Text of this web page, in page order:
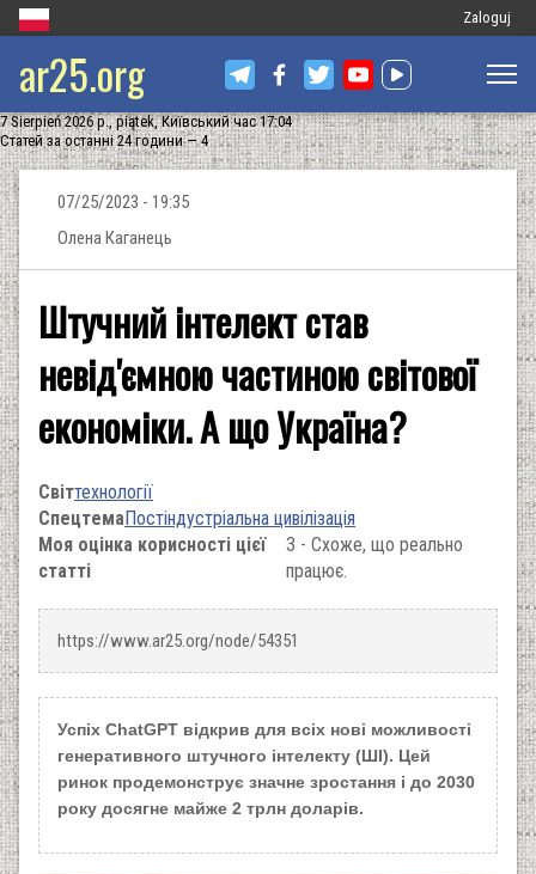
Меню
запису
Zaloguj
ar25.org
7 Sierpień 2026 р., piątek, Київський час 17:04
Статей за останні 24 години — 4
07/25/2023 - 19:35
Олена Каганець
Штучний інтелект став
невід'ємною частиною світової
економіки. А що Україна?
Світтехнології
СпецтемаПостіндустріальна цивілізація
Моя оцінка корисності цієї
статті
3 - Схоже, що реально
працює.
https://www.ar25.org/node/54351
Успіх ChatGPT відкрив для всіх нові можливості
генеративного штучного інтелекту (ШІ). Цей
ринок продемонструє значне зростання і до 2030
року досягне майже 2 трлн доларів.